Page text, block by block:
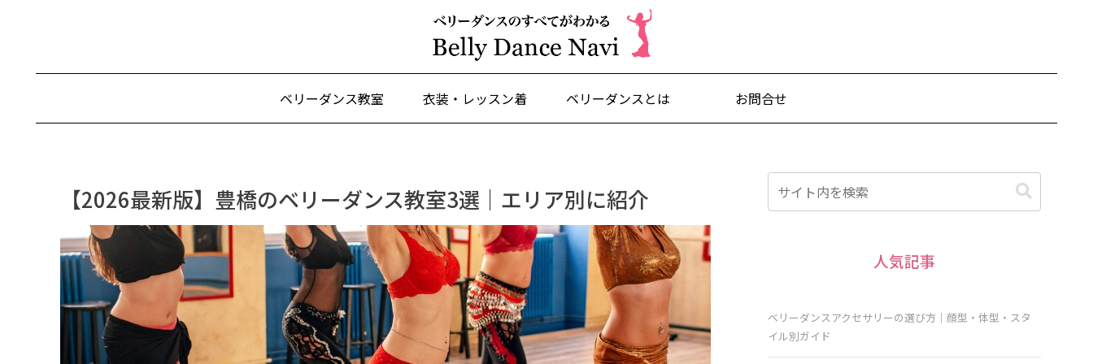
ベリーダンス教室 衣装・レッスン着 ベリーダンスとは お問合せ
【2026最新版】豊橋のベリーダンス教室3選｜エリア別に紹介
人気記事
ベリーダンスアクセサリーの選び方｜顔型・体型・スタ
イル別ガイド